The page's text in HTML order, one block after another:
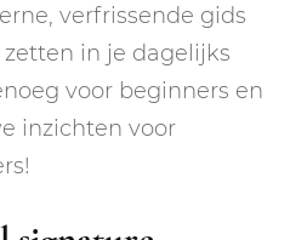
verfrissende gids
in je dagelijks
voor beginners en
inzichten voor